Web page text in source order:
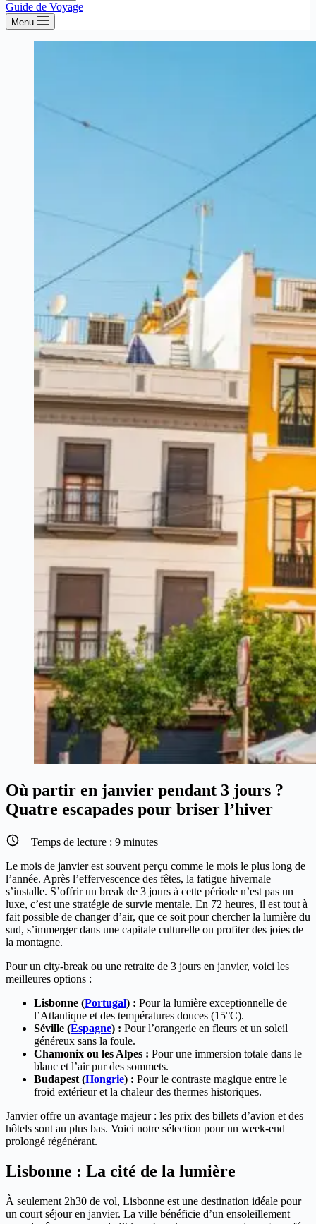
Guide de Voyage
Menu
Où partir en janvier pendant 3 jours ?
Quatre escapades pour briser l’hiver
Temps de lecture : 9 minutes
Le mois de janvier est souvent perçu comme le mois le plus long de
l’année. Après l’effervescence des fêtes, la fatigue hivernale
s’installe. S’offrir un break de 3 jours à cette période n’est pas un
luxe, c’est une stratégie de survie mentale. En 72 heures, il est tout à
fait possible de changer d’air, que ce soit pour chercher la lumière du
sud, s’immerger dans une capitale culturelle ou profiter des joies de
la montagne.
Pour un city-break ou une retraite de 3 jours en janvier, voici les
meilleures options :
Lisbonne (Portugal) : Pour la lumière exceptionnelle de
l’Atlantique et des températures douces (15°C).
Séville (Espagne) : Pour l’orangerie en fleurs et un soleil
généreux sans la foule.
Chamonix ou les Alpes : Pour une immersion totale dans le
blanc et l’air pur des sommets.
Budapest (Hongrie) : Pour le contraste magique entre le
froid extérieur et la chaleur des thermes historiques.
Janvier offre un avantage majeur : les prix des billets d’avion et des
hôtels sont au plus bas. Voici notre sélection pour un week-end
prolongé régénérant.
Lisbonne : La cité de la lumière
À seulement 2h30 de vol, Lisbonne est une destination idéale pour
un court séjour en janvier. La ville bénéficie d’un ensoleillement